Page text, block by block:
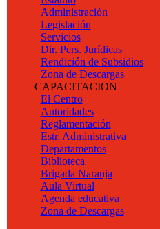
Administración
Legislación
Servicios
Dir. Pers. Jurídicas
Rendición de Subsidios
Zona de Descargas
CAPACITACION
El Centro
Autoridades
Reglamentación
Estr. Administrativa
Departamentos
Biblioteca
Brigada Naranja
Aula Virtual
Agenda educativa
Zona de Descargas